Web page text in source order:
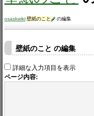
osaskwiki:壁紙のこと の編集
壁紙のこと の編集
詳細な入力項目を表示
ページ内容: